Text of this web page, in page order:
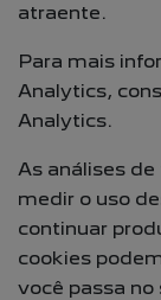
atraente.
Para mais
Analytics,
Analytics.
As análises
medir o uso
continuar
cookies
você passa